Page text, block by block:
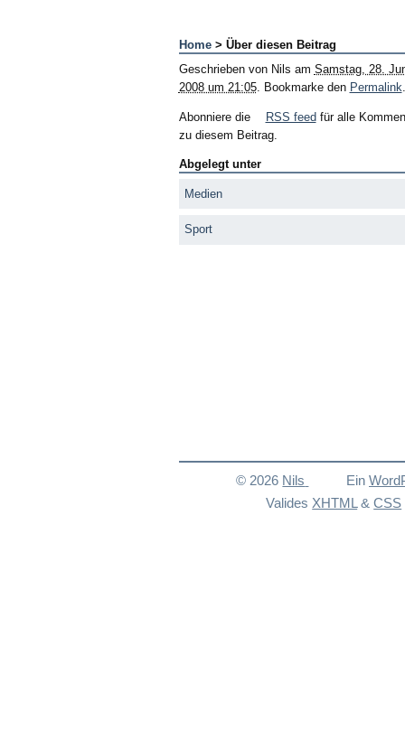
Home> Über diesen Beitrag
Geschrieben von Nils am Samstag, 28.
2008 um 21:05. Bookmarke den Permalink
Abonniere die RSS feed für alle
zu diesem Beitrag.
Abgelegt unter
Medien
Sport
© 2026 Nils Ein
Valides XHTML &CSS